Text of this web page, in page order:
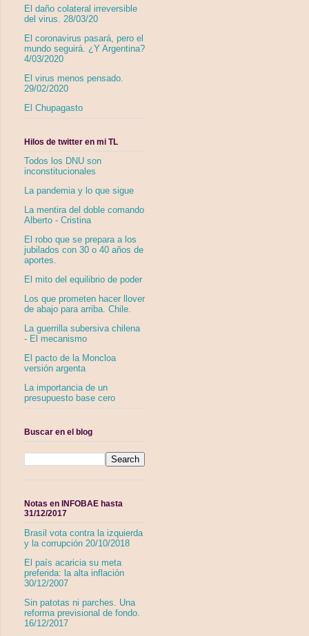
El daño colateral irreversible
del virus. 28/03/20
El coronavirus pasará, pero el
mundo seguirá. ¿Y Argentina?
4/03/2020
El virus menos pensado.
29/02/2020
El Chupagasto
Hilos de twitter en mi TL
Todos los DNU son
inconstitucionales
La pandemia y lo que sigue
La mentira del doble comando
Alberto - Cristina
El robo que se prepara a los
jubilados con 30 o 40 años de
aportes.
El mito del equilibrio de poder
Los que prometen hacer llover
de abajo para arriba. Chile.
La guerrilla subersiva chilena
- El mecanismo
El pacto de la Moncloa
versión argenta
La importancia de un
presupuesto base cero
Buscar en el blog
Notas en INFOBAE hasta
31/12/2017
Brasil vota contra la izquierda
y la corrupción 20/10/2018
El país acaricia su meta
preferida: la alta inflación
30/12/2007
Sin patotas ni parches. Una
reforma previsional de fondo.
16/12/2017